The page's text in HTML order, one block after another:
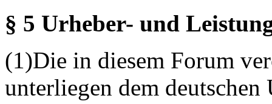
§ 5 Urheber- und
(1)Die in diesem Forum
unterliegen dem deutschen